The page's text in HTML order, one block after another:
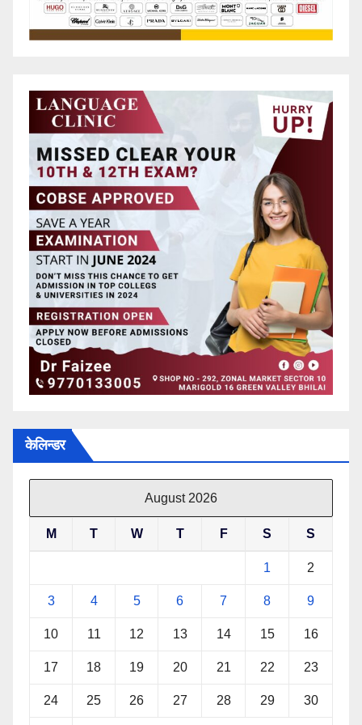
केलिन्डर
August 2026
M T W T F S S
1 2
3 4 5 6 7 8 9
10 11 12 13 14 15 16
17 18 19 20 21 22 23
24 25 26 27 28 29 30